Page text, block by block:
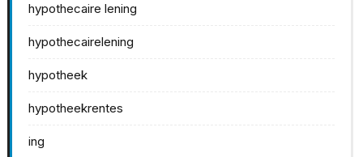
hypothecaire lening
hypothecairelening
hypotheek
hypotheekrentes
ing